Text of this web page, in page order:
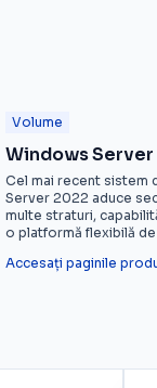
Volume
Windows Server
Cel mai recent sistem
Server 2022 aduce
multe straturi,
o platformă flexibilă
Accesați paginile